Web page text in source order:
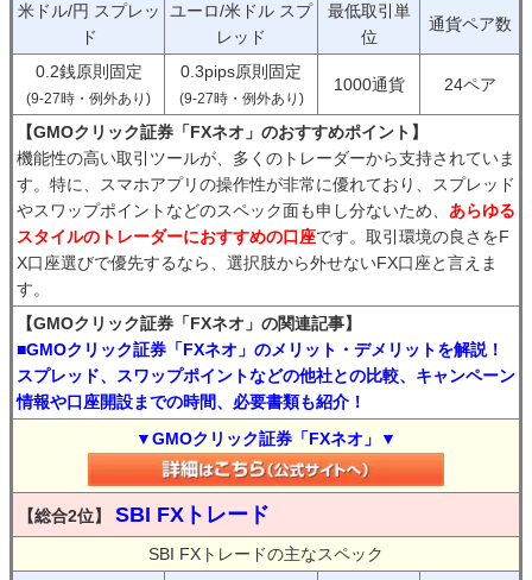
米ドル/円 スプレッ
ド
ユーロ/米ドル スプ
レッド
最低取引単
位
通貨ペア数
0.2銭原則固定
(9-27時・例外あり)
0.3pips原則固定
(9-27時・例外あり)
1000通貨 24ペア
【GMOクリック証券「FXネオ」のおすすめポイント】
機能性の高い取引ツールが、多くのトレーダーから支持されていま
す。特に、スマホアプリの操作性が非常に優れており、スプレッド
やスワップポイントなどのスペック面も申し分ないため、 あらゆる
スタイルのトレーダーにおすすめの口座です。取引環境の良さをF
X口座選びで優先するなら、選択肢から外せないFX口座と言えま
す。
【GMOクリック証券「FXネオ」の関連記事】
■GMOクリック証券「FXネオ」のメリット・デメリットを解説！
スプレッド、スワップポイントなどの他社との比較、キャンペーン
情報や口座開設までの時間、必要書類も紹介！
▼GMOクリック証券「FXネオ」▼
【総合2位】 SBI FXトレード
SBI FXトレードの主なスペック